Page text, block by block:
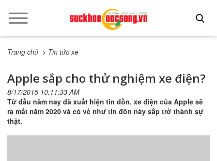
Trang chủ > Tin tức xe
Apple sắp cho thử nghiệm xe điện?
8/17/2015 10:11:33 AM
Từ đầu năm nay đã xuất hiện tin đồn, xe điện của Apple sẽ
ra mắt năm 2020 và có vẻ như tin đồn này sắp trở thành sự
thật.